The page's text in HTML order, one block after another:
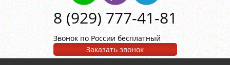
8 (929) 777-41-81
Звонок по России бесплатный
Заказать звонок